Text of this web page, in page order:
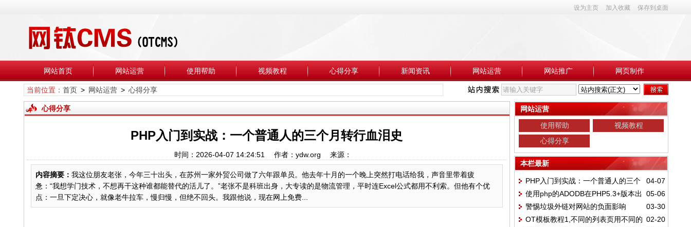
设为主页 加入收藏 保存到桌面
网站首页 网站运营 使用帮助 视频教程 心得分享 新闻资讯 网站运营 网站推广 网页制作
当前位置： 首页> 网站运营> 心得分享
心得分享
PHP入门到实战：一个普通人的三个月转行血泪史
时间：2026-04-07 14:24:51 作者：ydw.org 来源：
内容摘要： 我这位朋友老张，今年三十出头，在苏州一家外贸公司做了六年跟单员。他去年十月的一个晚上突然打电话给我，声音里带着疲
惫：“我想学门技术，不想再干这种谁都能替代的活儿了。”老张不是科班出身，大专读的是物流管理，平时连Excel公式都用不利索。但他有个优
点：一旦下定决心，就像老牛拉车，慢归慢，但绝不回头。我跟他说，现在网上免费...
网站运营
使用帮助
视频教程
心得分享
本栏最新
04-07
PHP入门到实战：一个普通人的三个
月转行血泪史
05-06
使用php的ADODB在PHP5.3+版本出
现Class 'VARIANT' not found错误的解决方
案
03-30
警惕垃圾外链对网站的负面影响
02-20
OT模板教程1,不同的列表页用不同的